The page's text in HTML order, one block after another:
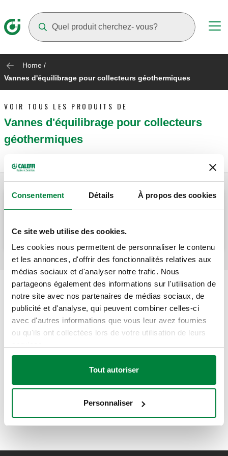
Consentement Détails À propos des cookies
Ce site web utilise des cookies.
Les cookies nous permettent de personnaliser le contenu
et les annonces, d'offrir des fonctionnalités relatives aux
médias sociaux et d'analyser notre trafic. Nous
partageons également des informations sur l'utilisation de
notre site avec nos partenaires de médias sociaux, de
publicité et d'analyse, qui peuvent combiner celles-ci
avec d'autres informations que vous leur avez fournies
ou qu'ils ont collectées lors de votre utilisation de leurs
Tout autoriser
Personnaliser
Home /
Vannes d'équilibrage pour collecteurs géothermiques
VOIR TOUS LES PRODUITS DE
Vannes d'équilibrage pour collecteurs
géothermiques